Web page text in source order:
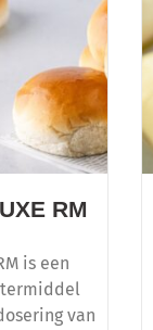
RM
is een
van